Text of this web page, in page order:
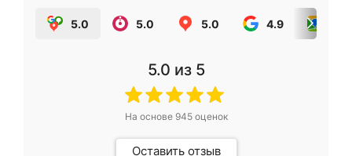
5.0 5.0 5.0 4.9
5.0 из 5
На основе 945оценок
Оставить отзыв